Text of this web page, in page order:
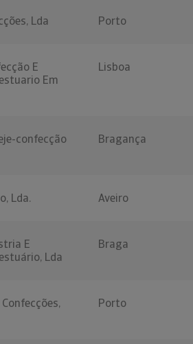
Lda Porto
E
Em
Lisboa
confecção
Bragança
Lda. Aveiro
E
Lda
Braga
Porto